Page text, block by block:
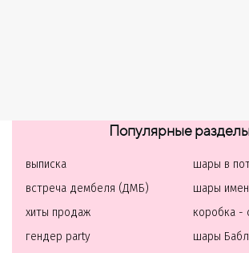
Популярные
выписка
встреча дембеля (ДМБ)
хиты продаж
гендер party
шары в
шары
коробка -
шары